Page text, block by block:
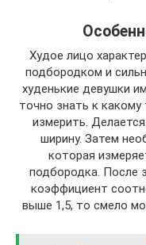
Худое лицо
подбородком и
худенькие девушки
точно знать к какому
измерить.
ширину. Затем
которая
подбородка. После
коэффициент
выше 1,5, то смело